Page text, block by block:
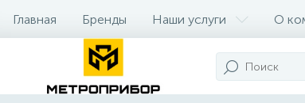
Главная Бренды Наши услуги О